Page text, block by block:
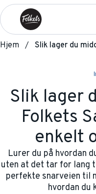
Hjem Slik lager du middag med Folkets
Slik lager
Folkets
enkelt
Lurer du på hvordan
uten at det tar for lang
perfekte snarveien til
hvordan du